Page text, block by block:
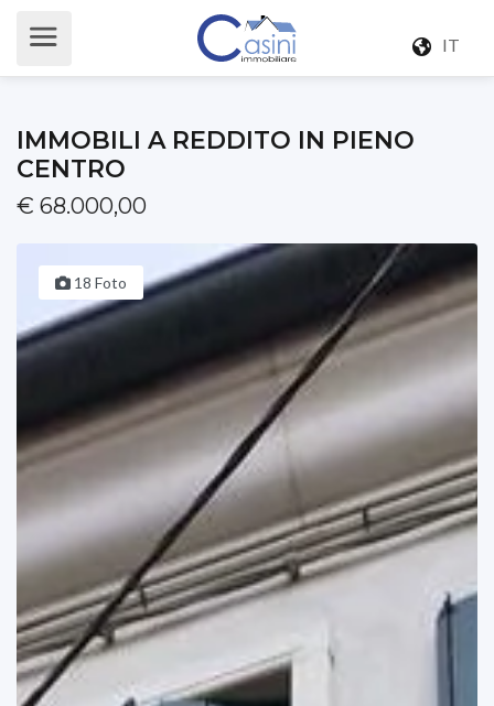
IT
IMMOBILI A REDDITO IN PIENO
CENTRO
€ 68.000,00
18 Foto